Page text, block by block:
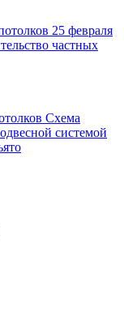
25 февраля
частных
Схема
системой